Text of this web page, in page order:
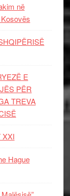
në
E
PËR
TREVA
XXI
Hague